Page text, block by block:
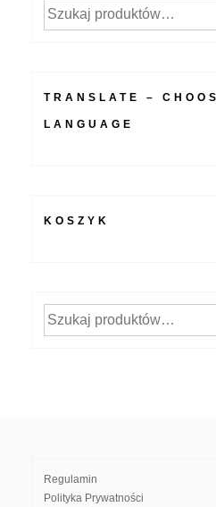
Szukaj:
TRANSLATE –
LANGUAGE
KOSZYK
Szukaj:
Regulamin
Polityka Prywatności